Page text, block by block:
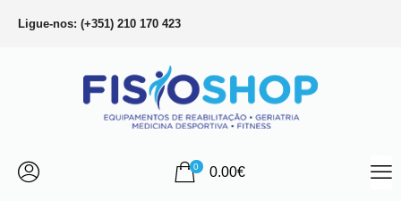
Ligue-nos: (+351) 210 170 423
0 0.00€